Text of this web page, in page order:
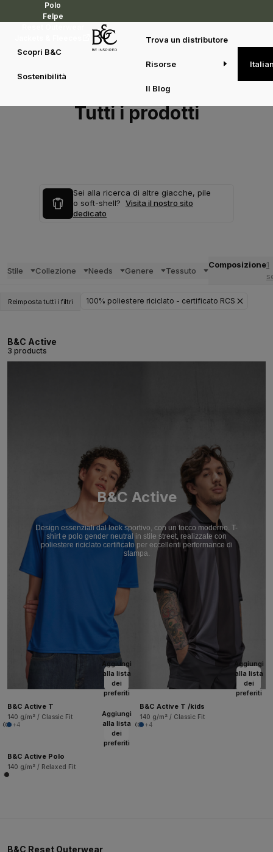
Polo
Felpe
Scopri B&C
Sostenibilità
Trova un distributore
Risorse
Il Blog
Tutti i prodotti
Sei alla ricerca di altre giacche, pile
o soft-shell? Visita il nostro sito
dedicato
Stile Collezione Needs Genere Tessuto
Composizione1
Reimposta tutti i filtri 100% poliestere riciclato - certificato RCS
B&C Active
3 products
B&C Active
Design essenziali dal look sportivo, con un tocco moderno. T-
shirt e polo gender neutral in stile street, realizzate con
poliestere riciclato certificato per eccellenti performance di
stampa.
Aggiungi
alla lista
dei
preferiti
B&C Active T
140 g/m² / Classic Fit
+4
Aggiungi
alla lista
dei
preferiti
B&C Active T /kids
140 g/m² / Classic Fit
+4
Aggiungi
alla lista
dei
preferiti
B&C Active Polo
140 g/m² / Relaxed Fit
B&C Reset Outerwear